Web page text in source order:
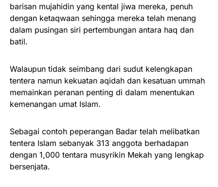
barisan mujahidin yang kental jiwa mereka, penuh
dengan ketaqwaan sehingga mereka telah menang
dalam pusingan siri pertembungan antara haq dan
batil.
Walaupun tidak seimbang dari sudut kelengkapan
tentera namun kekuatan aqidah dan kesatuan ummah
memainkan peranan penting di dalam menentukan
kemenangan umat Islam.
Sebagai contoh peperangan Badar telah melibatkan
tentera Islam sebanyak 313 anggota berhadapan
dengan 1,000 tentara musyrikin Mekah yang lengkap
bersenjata.